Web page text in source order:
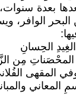
عام 1970،
القصيدة من 7
الحِسانِ
مِن
المقهى